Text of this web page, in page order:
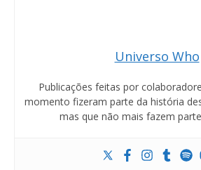
Universo Who
Publicações feitas por
momento fizeram parte da história
mas que não mais fazem